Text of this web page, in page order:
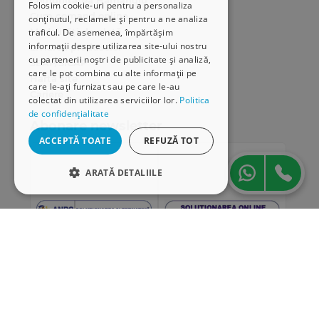
Folosim cookie-uri pentru a personaliza
conținutul, reclamele și pentru a ne analiza
traficul. De asemenea, împărtășim
informații despre utilizarea site-ului nostru
cu partenerii noștri de publicitate și analiză,
care le pot combina cu alte informații pe
care le-ați furnizat sau pe care le-au
colectat din utilizarea serviciilor lor. Politica
de confidențialitate
ACCEPTĂ TOATE REFUZĂ TOT
ARATĂ DETALIILE
STRICT NECESARE
Cum comand online
Modalități de plată
Livrarea produselor
SEAP/SICAP
Hartă site
Abonare newsletter